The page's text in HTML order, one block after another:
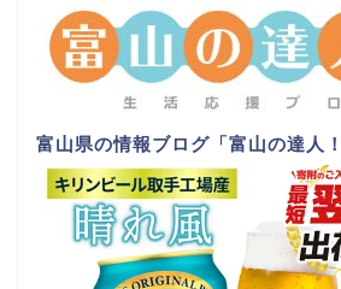
富山県の情報ブログ「富山の達人